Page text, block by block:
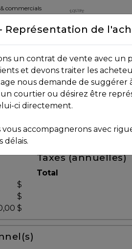
commercials
J8B 2P7 DEPUIS 2013
$
$
$
Taxes (annuelles)
Total
Représentation de
un contrat de vente avec un
et devons traiter les
nous demande de
un courtier ou désirez être
ci directement.
accompagnerons avec
délais.